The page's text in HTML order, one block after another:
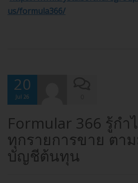
us/formula366/
20
Jul 26
Formular 366 รู้กำ
ทุกรายการขาย ตา
บัญชีต้นทุน